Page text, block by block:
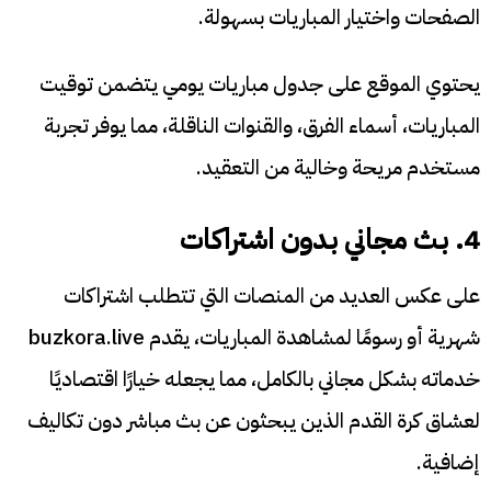
الصفحات واختيار المباريات بسهولة.
يحتوي الموقع على جدول مباريات يومي يتضمن توقيت
المباريات، أسماء الفرق، والقنوات الناقلة، مما يوفر تجربة
مستخدم مريحة وخالية من التعقيد.
4. بث مجاني بدون اشتراكات
على عكس العديد من المنصات التي تتطلب اشتراكات
شهرية أو رسومًا لمشاهدة المباريات، يقدم buzkora.live
خدماته بشكل مجاني بالكامل، مما يجعله خيارًا اقتصاديًا
لعشاق كرة القدم الذين يبحثون عن بث مباشر دون تكاليف
إضافية.